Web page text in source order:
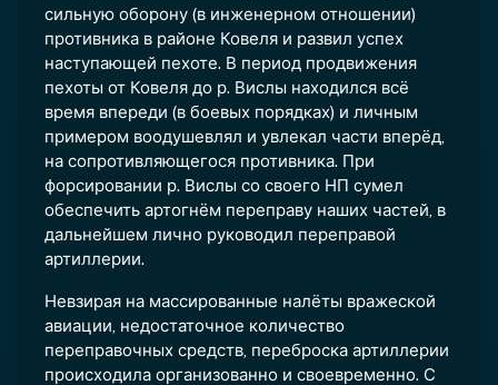
сильную оборону (в инженерном отношении)
противника в районе Ковеля и развил успех
наступающей пехоте. В период продвижения
пехоты от Ковеля до р. Вислы находился всё
время впереди (в боевых порядках) и личным
примером воодушевлял и увлекал части вперёд,
на сопротивляющегося противника. При
форсировании р. Вислы со своего НП сумел
обеспечить артогнём переправу наших частей, в
дальнейшем лично руководил переправой
артиллерии.
Невзирая на массированные налёты вражеской
авиации, недостаточное количество
переправочных средств, переброска артиллерии
происходила организованно и своевременно. С